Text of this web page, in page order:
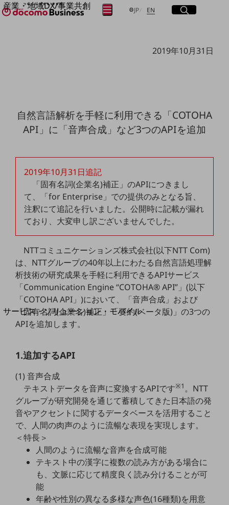
産業・地域DX/事業共創
OPEN HUB for Plural Futures
産業・地域DXプラットフォーマーとして
企業と地域が持続成長する社会を目指します
Smart Healthcare
Smart Industry
Smart Mobility
Smart Worksite
生成AI(Generative AI)
地域の取り組み
地域社会を支える皆さまと地域課題の解決や
LGPF(Local Government Platform)
別ウィンドウで開きます
サービス・ソリューション・モバイル
サービス・ソリューションTOP
サービス・ソリューションをご紹介
カテゴリーで探す
カテゴリーで探すTOP
ネットワーク・モバイル
クラウド・データセンター
電話・映像コミュニケーション
セキュリティ
JP日本語
EN Englishサイト内検索
開く
メニュー
開く
取り組みを検索
2019年10月31日
自然言語解析を手軽に利用できる「COTOHA
API」に「音声合成」など3つのAPIを追加
2019年10月31日追記
「固有名詞(企業名)補正」のAPIにつきまし
て、「for Enterprise」での提供のみとなる旨、
注釈にて追記を行いました。公開時に記載が漏れ
ており、大変申し訳ございませんでした。
NTTコミュニケーションズ株式会社(以下NTT Com)
は、NTTグループの40年以上にわたる自然言語処理解
析技術の研究成果を手軽に利用できるAPIサービス
「Communication Engine “COTOHA® API”」(以下
「COTOHA API」)において、「音声合成」および
「固有名詞(企業名)補正」「要約(ベータ版)」の3つの
APIを追加します。
1.追加するAPI
(1) 音声合成
テキストデータを音声に変換するAPIです※1。NTT
グループが研究開発を通じて蓄積してきた日本語の発
音やアクセントに関するデータベースを活用すること
で、人間の肉声のように流暢な表現を実現します。
＜特長＞
人間のように流暢な音声を合成可能
テキスト中の漢字に複数の読み方がある場合に
も、文脈に応じて精度良く読み分けることが可
能
年齢や性別の異なる多様な声色(16種類)を用意